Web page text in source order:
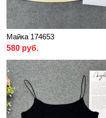
Майка 174653
580 руб.